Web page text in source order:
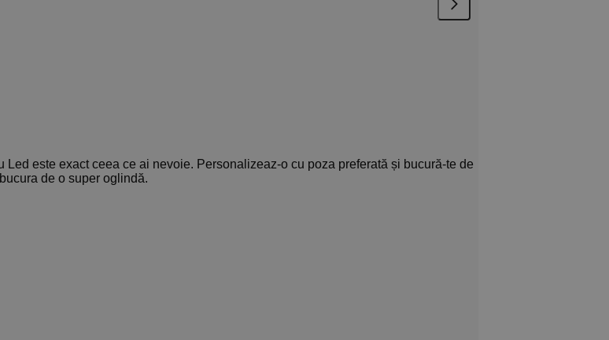
este exact ceea ce ai nevoie. Personalizeaz-o cu poza preferată și bucură-te de
de o super oglindă.